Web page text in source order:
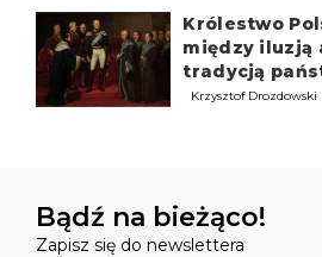
Królestwo
między iluzją
tradycją
Krzysztof Drozdowski
Bądź na bieżąco!
Zapisz się do newslettera